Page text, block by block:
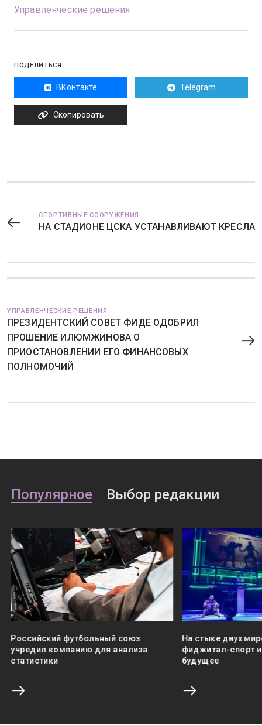
Управленческие решения
ПОДЕЛИТЬСЯ
ВКонтакте Telegram
Скопировать
СПОРТИВНЫЕ СООРУЖЕНИЯ
НА СТАДИОНЕ ЦСКА УСТАНАВЛИВАЮТ КРЕСЛА
УПРАВЛЕНЧЕСКИЕ РЕШЕНИЯ
ПРЕЗИДЕНТСКИЙ СОВЕТ ФИДЕ ОДОБРИЛ
ПРОШЕНИЕ ИЛЮМЖИНОВА О
ПРИОСТАНОВЛЕНИИ ЕГО ФИНАНСОВЫХ
ПОЛНОМОЧИЙ
Популярное Выбор редакции
Российский футбольный союз
учредил компанию для анализа
статистики
На стыке двух
фиджитал-спорт
будущее